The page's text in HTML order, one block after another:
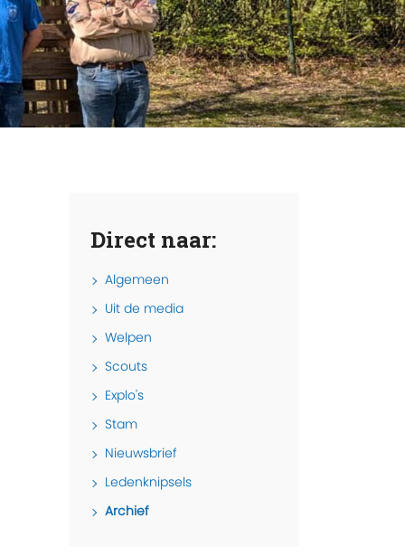
Direct naar:
Algemeen
Uit de media
Welpen
Scouts
Explo's
Stam
Nieuwsbrief
Ledenknipsels
Archief